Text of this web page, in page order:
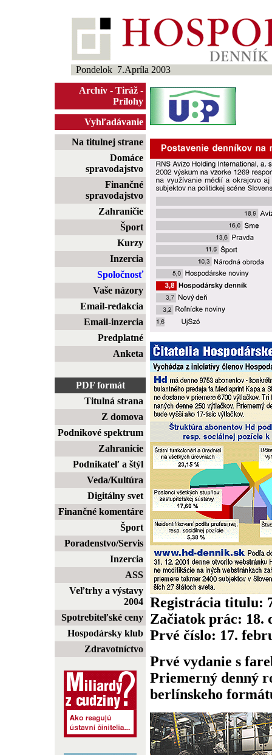
Pondelok 7.Apríla 2003
Archív - Tiráž -
Prílohy
Vyhľadávanie
Na titulnej strane
Domáce
spravodajstvo
Finančné
spravodajstvo
Zahraničie
Šport
Kurzy
Inzercia
Spoločnosť
Vaše názory
Email-redakcia
Email-inzercia
Predplatné
Anketa
PDF formát
Titulná strana
Z domova
Podnikové spektrum
Zahranicie
Podnikateľ a štýl
Veda/Kultúra
Digitálny svet
Finančné komentáre
Šport
Poradenstvo/Servis
Inzercia
ASS
Veľtrhy a výstavy
2004
Spotrebiteľské ceny
Hospodársky klub
Zdravotníctvo
Registrácia titulu:
Začiatok prác: 18.
Prvé číslo: 17.
Prvé vydanie s
Priemerný denný
berlínskeho